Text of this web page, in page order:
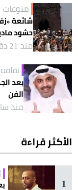
منوعات
شائعة
حشود
منذ 21 دقيقة
بعد
الفن
منذ
الأكثر قراءة
1